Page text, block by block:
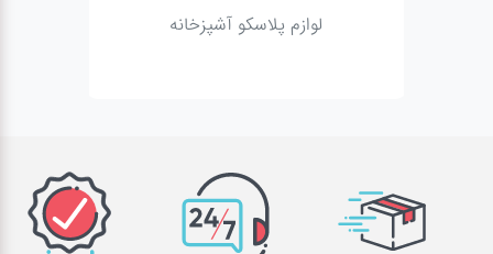
لوازم پلاسکو آشپزخانه